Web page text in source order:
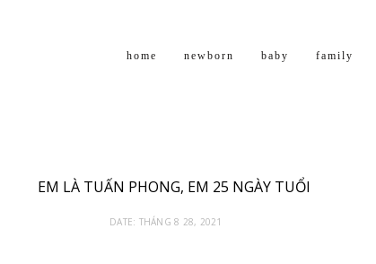
home newborn baby family
EM LÀ TUẤN PHONG, EM 25 NGÀY TUỔI
DATE: THÁNG 8 28, 2021